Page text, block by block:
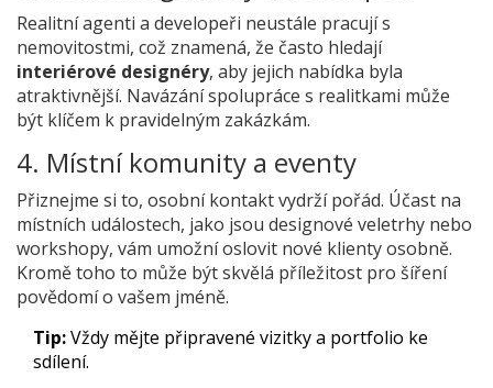
Realitní agenti a developeři neustále pracují s
nemovitostmi, což znamená, že často hledají
interiérové designéry, aby jejich nabídka byla
atraktivnější. Navázání spolupráce s realitkami může
být klíčem k pravidelným zakázkám.
4. Místní komunity a eventy
Přiznejme si to, osobní kontakt vydrží pořád. Účast na
místních událostech, jako jsou designové veletrhy nebo
workshopy, vám umožní oslovit nové klienty osobně.
Kromě toho to může být skvělá příležitost pro šíření
povědomí o vašem jméně.
Tip:Vždy mějte připravené vizitky a portfolio ke
sdílení.